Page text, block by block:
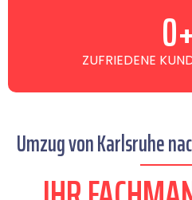
ZUFRIEDENE 0
Umzug von Karlsruhe